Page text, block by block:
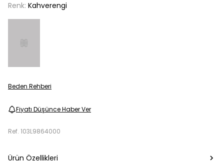
Renk: Kahverengi
Beden Rehberi
Fiyatı Düşünce Haber Ver
Ref. 103L9864000
Ürün Özellikleri